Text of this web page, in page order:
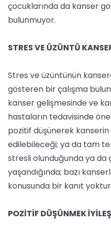
çocuklarında da kanser
bulunmuyor.
STRES VE ÜZÜNTÜ
Stres ve üzüntünün
gösteren bir çalışma
kanser gelişmesinde ve
hastaların tedavisinde
pozitif düşünerek
edilebileceği; ya da tam
stresli olunduğunda ya
yaşandığında; bazı
konusunda bir kanıt
POZİTİF DÜŞÜNMEK